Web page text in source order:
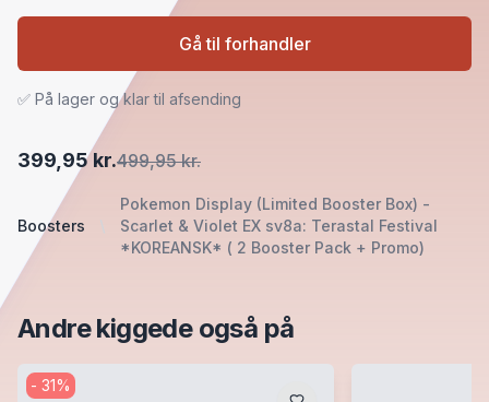
Boosters
Pokemon Display (Limited Booster Box) -
Scarlet & Violet EX sv8a: Terastal Festival
*KOREANSK* ( 2 Booster Pack + Promo)
399,95 kr.499,95 kr.
✅ På lager og klar til afsending
Gå til forhandler
Andre kiggede også på
- 31%